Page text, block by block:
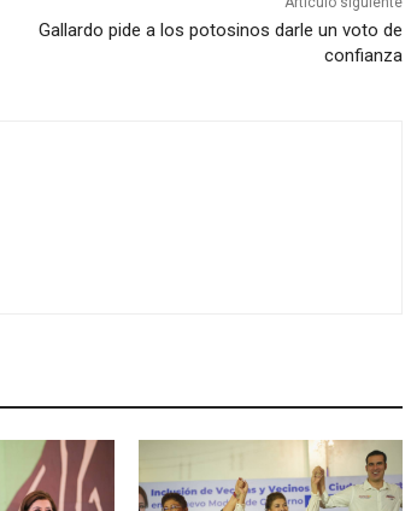
Gallardo pide a los potosinos darle un voto de
confianza